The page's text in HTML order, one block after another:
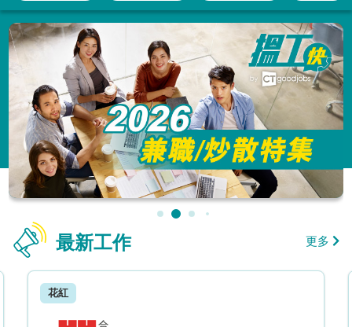
最新工作 更多
花紅